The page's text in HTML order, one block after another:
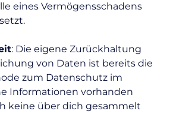
eines Vermögensschadens
: Die eigene Zurückhaltung
von Daten ist bereits die
zum Datenschutz im
Informationen vorhanden
keine über dich gesammelt